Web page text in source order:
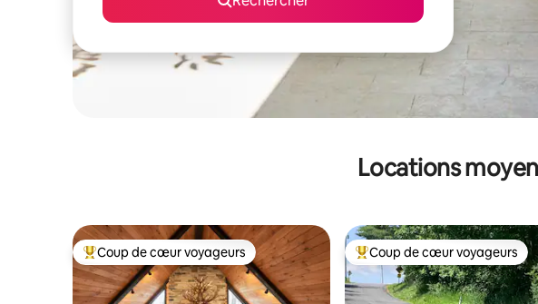
Locations
Coups de cœur voyageurs les plus appréciés
Coup de cœur voyageurs Coups de cœur voyageurs les
Coup de cœur voyageurs